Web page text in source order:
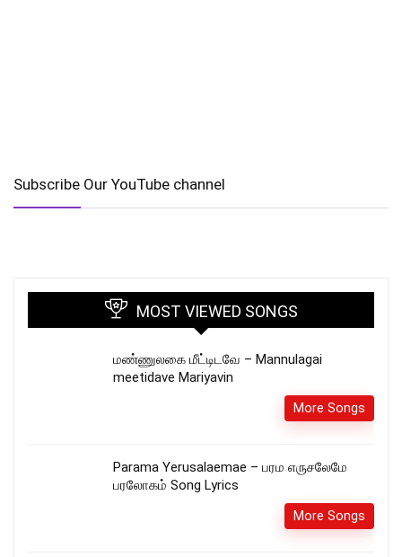
Subscribe Our YouTube channel
MOST VIEWED SONGS
மண்ணுலகை மீட்டிடவே – Mannulagai
meetidave Mariyavin
More Songs
Parama Yerusalaemae – பரம எருசலேமே
பரலோகம் Song Lyrics
More Songs